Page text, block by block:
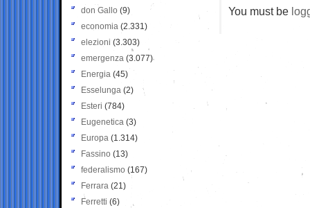
You must be
don Gallo (9)
economia (2.331)
elezioni (3.303)
emergenza (3.077)
Energia (45)
Esselunga (2)
Esteri (784)
Eugenetica (3)
Europa (1.314)
Fassino (13)
federalismo (167)
Ferrara (21)
Ferretti (6)